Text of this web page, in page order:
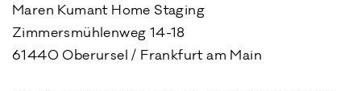
Maren Kumant Home Staging
Zimmersmühlenweg 14-18
61440 Oberursel / Frankfurt am Main